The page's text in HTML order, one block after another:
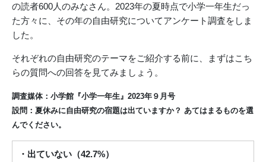
の読者600人のみなさん。2023年の夏時点で小学一年生だっ
た方々に、その年の自由研究についてアンケート調査をしま
した。
それぞれの自由研究のテーマをご紹介する前に、まずはこち
らの質問への回答を見てみましょう。
調査媒体：小学館『小学一年生』2023年９月号
設問：夏休みに自由研究の宿題は出ていますか？ あてはまるものを選
んでください。
・出ていない（42.7%）